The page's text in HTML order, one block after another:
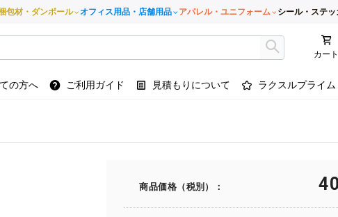
包材・ダンボール オフィス用品・店舗用品 アパレル・ユニフォーム シール・ステッ
カート
の方へ ご利用ガイド 見積もりについて ラクスルプライム
商品価格（税別）：